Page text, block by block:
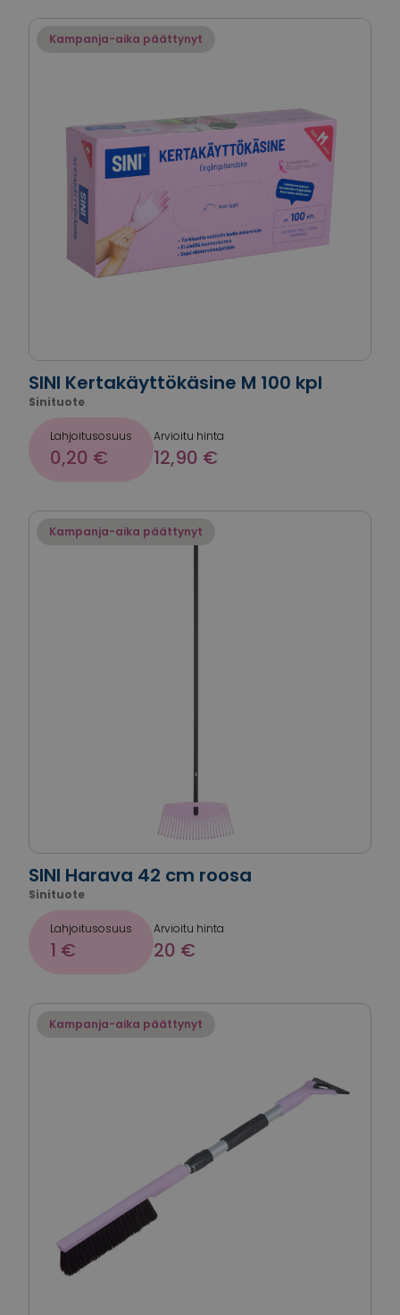
Kampanja-aika päättynyt
SINI Kertakäyttökäsine M 100 kpl
Sinituote
Lahjoitusosuus
0,20 €
Arvioitu hinta
12,90 €
Kampanja-aika päättynyt
SINI Harava 42 cm roosa
Sinituote
Lahjoitusosuus
1 €
Arvioitu hinta
20 €
Kampanja-aika päättynyt